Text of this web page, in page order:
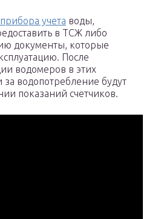
учета воды,
в ТСЖ либо
документы, которые
После
водомеров в этих
за водопотребление будут
показаний счетчиков.